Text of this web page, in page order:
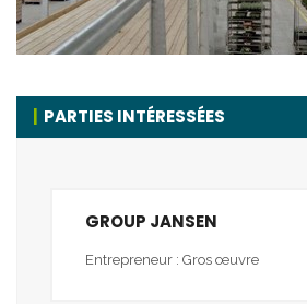
PARTIES INTÉRESSÉES
GROUP JANSEN
Entrepreneur : Gros œuvre